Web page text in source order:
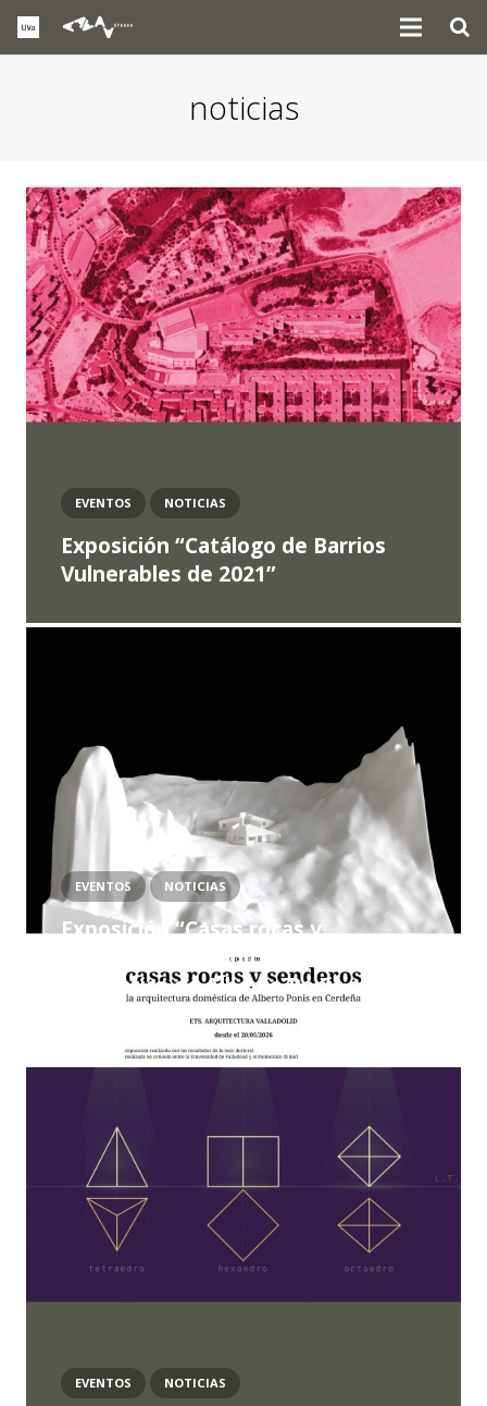
noticias
Exposición “Catálogo de Barrios
Vulnerables de 2021”
EVENTOS NOTICIAS
Exposición “Casas rocas y
senderos. La arquitectura
doméstica de Alberto Ponis en
Cerdeña”
EVENTOS NOTICIAS
EVENTOS NOTICIAS